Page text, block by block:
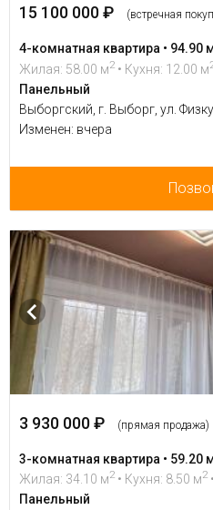
15 100 000 ₽ (встречная
4-комнатная квартира • 94.90
Жилая: 58.00 м2 • Кухня: 12.00 м
Панельный
Выборгский, г. Выборг, ул.
Изменен: вчера
3 930 000 ₽ (прямая продажа)
3-комнатная квартира • 59.20
Жилая: 34.10 м2 • Кухня: 8.50 м2
Панельный